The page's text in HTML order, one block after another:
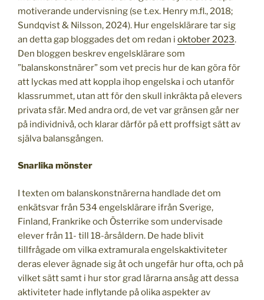
motiverande undervisning (se t.ex. Henry m.fl., 2018;
Sundqvist & Nilsson, 2024). Hur engelsklärare tar sig
an detta gap bloggades det om redan i oktober 2023.
Den bloggen beskrev engelsklärare som
”balanskonstnärer” som vet precis hur de kan göra för
att lyckas med att koppla ihop engelska i och utanför
klassrummet, utan att för den skull inkräkta på elevers
privata sfär. Med andra ord, de vet var gränsen går ner
på individnivå, och klarar därför på ett proffsigt sätt av
själva balansgången.
Snarlika mönster
I texten om balanskonstnärerna handlade det om
enkätsvar från 534 engelsklärare ifrån Sverige,
Finland, Frankrike och Österrike som undervisade
elever från 11- till 18-årsåldern. De hade blivit
tillfrågade om vilka extramurala engelskaktiviteter
deras elever ägnade sig åt och ungefär hur ofta, och på
vilket sätt samt i hur stor grad lärarna ansåg att dessa
aktiviteter hade inflytande på olika aspekter av